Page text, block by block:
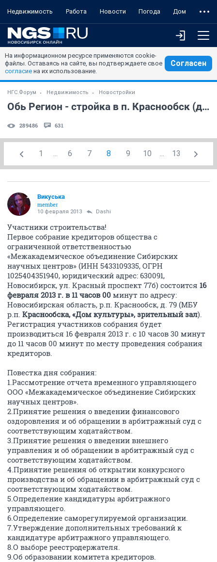
Недвижимость Работа Новости Погода Дом
На информационном ресурсе применяются cookie-
файлы. Оставаясь на сайте, вы подтверждаете свое
согласие на их использование.
Согласен
НГС.Форум Недвижимость Новостройки
Обь Регион - стройка в п. Краснообск (д. 56)
289486 631
1 ... 6 7 8 9 10 ... 13
Викуська
member
10 февраля 2013 Dashi
Участники строительства!
Первое собрание кредиторов общества с
ограниченной ответственностью
«Межакадемическое объединение Сибирских
научных центров» (ИНН 5433109335, ОГРН
1025404351940, юридический адрес: 630091,
Новосибирск, ул. Красный проспект 77б) состоится 16
февраля 2013 г. в 11 часов 00 минут по адресу:
Новосибирская область, р.п. Краснообск, д. 79 (МБУ
р.п. Краснообска, «Дом культуры», зрительный зал).
Регистрация участников собрания будет
производиться 16 февраля 2013 г. с 10 часов 30 минут
до 11 часов 00 минут по месту проведения собрания
кредиторов.
Повестка дня собрания:
1.Рассмотрение отчета временного управляющего
ООО «Межакадемическое объединение Сибирских
научных центров».
2.Принятие решения о введении финансового
оздоровления и об обращении в арбитражный суд с
соответствующим ходатайством.
3.Принятие решения о введении внешнего
управления и об обращении в арбитражный суд с
соответствующим ходатайством.
4.Принятие решения об открытии конкурсного
производства и об обращении в арбитражный суд с
соответствующим ходатайством.
5.Определение кандидатуры арбитражного
управляющего.
6.Определение саморегулируемой организации.
7.Утверждение дополнительных требований к
кандидатуре арбитражного управляющего.
8.О выборе реестродержателя.
9.Об образовании комитета кредиторов.